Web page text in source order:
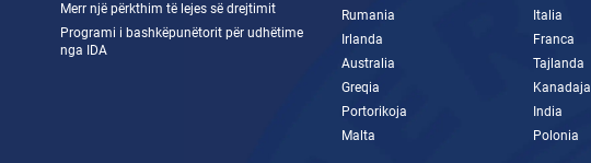
Merr një përkthim të lejes së drejtimit
Programi i bashkëpunëtorit për udhëtime
nga IDA
Rumania
Irlanda
Australia
Greqia
Portorikoja
Malta
Italia
Franca
Tajlanda
Kanadaja
India
Polonia